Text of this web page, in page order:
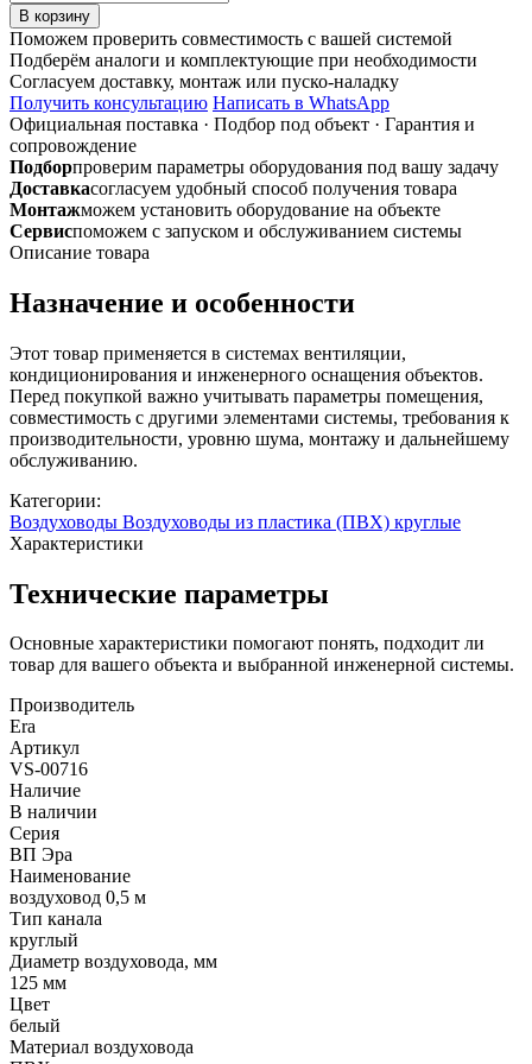
товара
12,5ВП
d125мм
500мм
воздуховод
пластиковый
В корзину
Поможем проверить совместимость с вашей системой
Подберём аналоги и комплектующие при необходимости
Согласуем доставку, монтаж или пуско-наладку
Получить консультацию Написать в WhatsApp
Официальная поставка · Подбор под объект · Гарантия и
сопровождение
Подборпроверим параметры оборудования под вашу задачу
Доставкасогласуем удобный способ получения товара
Монтажможем установить оборудование на объекте
Сервиспоможем с запуском и обслуживанием системы
Описание товара
Назначение и особенности
Этот товар применяется в системах вентиляции,
кондиционирования и инженерного оснащения объектов.
Перед покупкой важно учитывать параметры помещения,
совместимость с другими элементами системы, требования к
производительности, уровню шума, монтажу и дальнейшему
обслуживанию.
Категории:
Воздуховоды Воздуховоды из пластика (ПВХ) круглые
Характеристики
Технические параметры
Основные характеристики помогают понять, подходит ли
товар для вашего объекта и выбранной инженерной системы.
Производитель
Era
Артикул
VS-00716
Наличие
В наличии
Серия
ВП Эра
Наименование
воздуховод 0,5 м
Тип канала
круглый
Диаметр воздуховода, мм
125 мм
Цвет
белый
Материал воздуховода